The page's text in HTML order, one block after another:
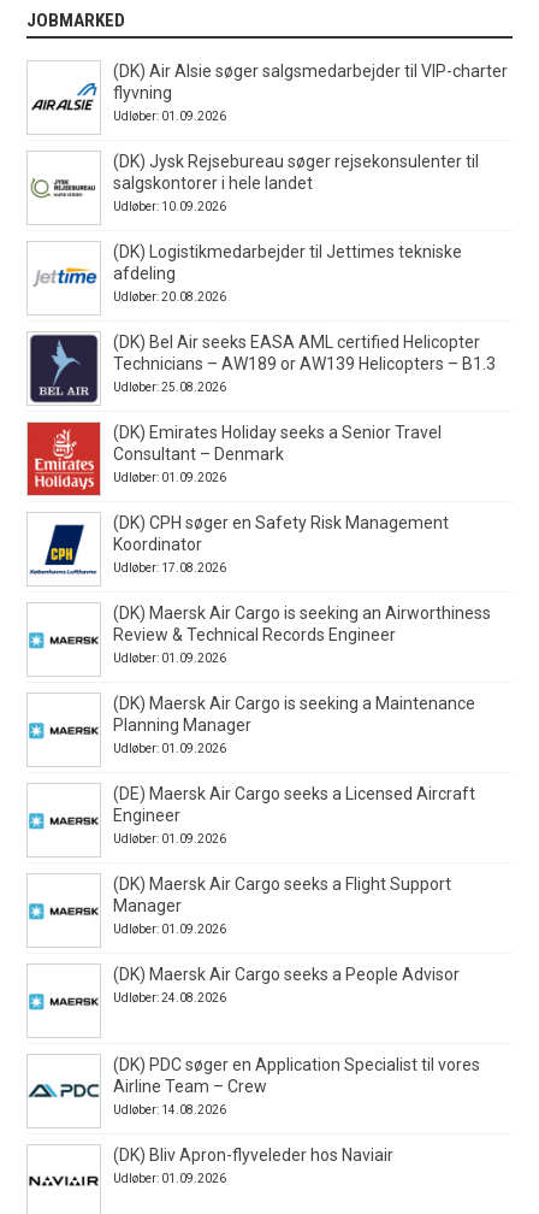
JOBMARKED
(DK) Air Alsie søger salgsmedarbejder til VIP-charter
flyvning
Udløber: 01.09.2026
(DK) Jysk Rejsebureau søger rejsekonsulenter til
salgskontorer i hele landet
Udløber: 10.09.2026
(DK) Logistikmedarbejder til Jettimes tekniske
afdeling
Udløber: 20.08.2026
(DK) Bel Air seeks EASA AML certified Helicopter
Technicians – AW189 or AW139 Helicopters – B1.3
Udløber: 25.08.2026
(DK) Emirates Holiday seeks a Senior Travel
Consultant – Denmark
Udløber: 01.09.2026
(DK) CPH søger en Safety Risk Management
Koordinator
Udløber: 17.08.2026
(DK) Maersk Air Cargo is seeking an Airworthiness
Review & Technical Records Engineer
Udløber: 01.09.2026
(DK) Maersk Air Cargo is seeking a Maintenance
Planning Manager
Udløber: 01.09.2026
(DE) Maersk Air Cargo seeks a Licensed Aircraft
Engineer
Udløber: 01.09.2026
(DK) Maersk Air Cargo seeks a Flight Support
Manager
Udløber: 01.09.2026
(DK) Maersk Air Cargo seeks a People Advisor
Udløber: 24.08.2026
(DK) PDC søger en Application Specialist til vores
Airline Team – Crew
Udløber: 14.08.2026
(DK) Bliv Apron-flyveleder hos Naviair
Udløber: 01.09.2026